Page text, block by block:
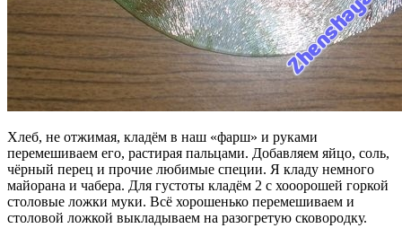
Хлеб, не отжимая, кладём в наш «фарш» и руками
перемешиваем его, растирая пальцами. Добавляем яйцо, соль,
чёрный перец и прочие любимые специи. Я кладу немного
майорана и чабера. Для густоты кладём 2 с хооорошей горкой
столовые ложки муки. Всё хорошенько перемешиваем и
столовой ложкой выкладываем на разогретую сковородку.